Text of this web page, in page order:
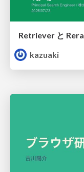
Retriever と
kazuaki